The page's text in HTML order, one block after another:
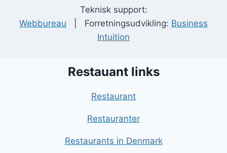
Teknisk support:
Webbureau | Forretningsudvikling: Business
Intuition
Restauant links
Restaurant
Restauranter
Restaurants in Denmark